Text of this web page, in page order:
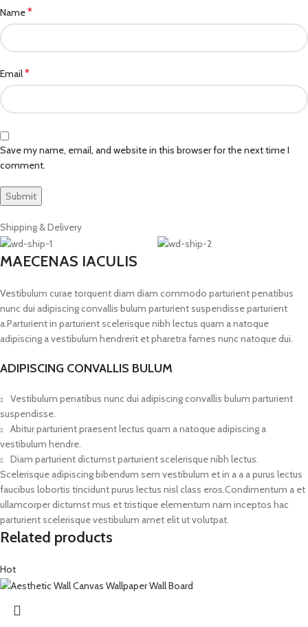
Name*
Email*
Save my name, email, and website in this browser for the next time I
comment.
Shipping & Delivery
MAECENAS IACULIS
Vestibulum curae torquent diam diam commodo parturient penatibus
nunc dui adipiscing convallis bulum parturient suspendisse parturient
a.Parturient in parturient scelerisque nibh lectus quam a natoque
adipiscing a vestibulum hendrerit et pharetra fames nunc natoque dui.
ADIPISCING CONVALLIS BULUM
Vestibulum penatibus nunc dui adipiscing convallis bulum parturient
suspendisse.
Abitur parturient praesent lectus quam a natoque adipiscing a
vestibulum hendre.
Diam parturient dictumst parturient scelerisque nibh lectus.
Scelerisque adipiscing bibendum sem vestibulum et in a a a purus lectus
faucibus lobortis tincidunt purus lectus nisl class eros.Condimentum a et
ullamcorper dictumst mus et tristique elementum nam inceptos hac
parturient scelerisque vestibulum amet elit ut volutpat.
Related products
Hot